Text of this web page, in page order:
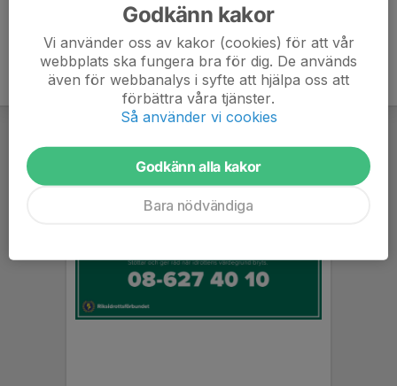
Godkänn kakor
Vi använder oss av kakor (cookies) för att vår
webbplats ska fungera bra för dig. De används
även för webbanalys i syfte att hjälpa oss att
förbättra våra tjänster.
Så använder vi cookies
Godkänn alla kakor
Bara nödvändiga